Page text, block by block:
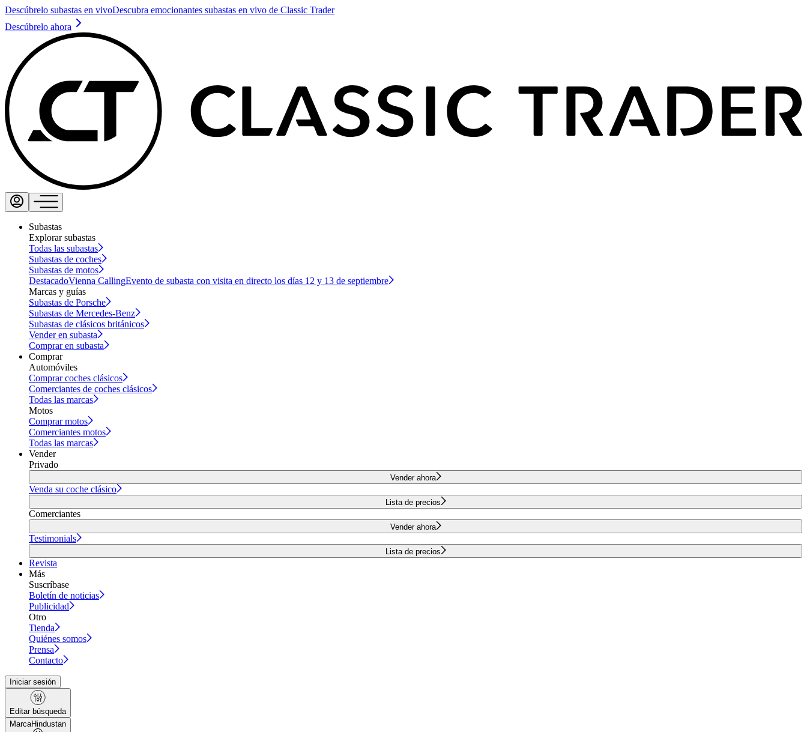
Descúbrelo subastas en vivoDescubra emocionantes subastas en vivo de Classic Trader
Descúbrelo ahora
Subastas
Explorar subastas
Todas las subastas
Subastas de coches
Subastas de motos
DestacadoVienna CallingEvento de subasta con visita en directo los días 12 y 13 de septiembre
Marcas y guías
Subastas de Porsche
Subastas de Mercedes-Benz
Subastas de clásicos británicos
Vender en subasta
Comprar en subasta
Comprar
Automóviles
Comprar coches clásicos
Comerciantes de coches clásicos
Todas las marcas
Motos
Comprar motos
Comerciantes motos
Todas las marcas
Vender
Privado
Vender ahora
Venda su coche clásico
Lista de precios
Comerciantes
Vender ahora
Testimonials
Lista de precios
Revista
Más
Suscríbase
Boletín de noticias
Publicidad
Otro
Tienda
Quiénes somos
Prensa
Contacto
Iniciar sesión
Editar búsqueda
MarcaHindustan